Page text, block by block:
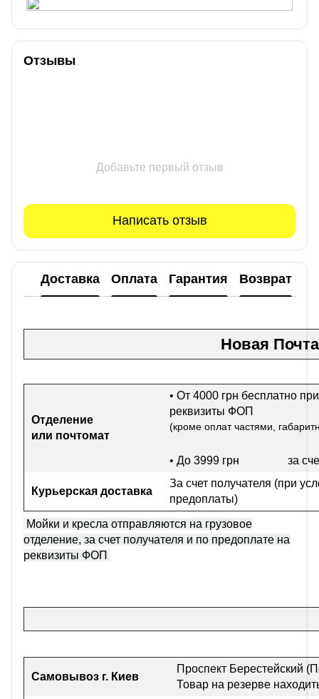
Отзывы
Добавьте первый отзыв
Написать отзыв
Доставка Оплата Гарантия Возврат
Новая Почта
Отделение
или почтомат
• От 4000 грн бесплатно
реквизиты ФОП
(кроме оплат частями,
• До 3999 грн за
Курьерская доставка
За счет получателя (при
предоплаты)
Мойки и кресла отправляются на грузовое
отделение, за счет получателя и по предоплате на
реквизиты ФОП
Самовывоз г. Киев
Проспект Берестейский
Товар на резерве